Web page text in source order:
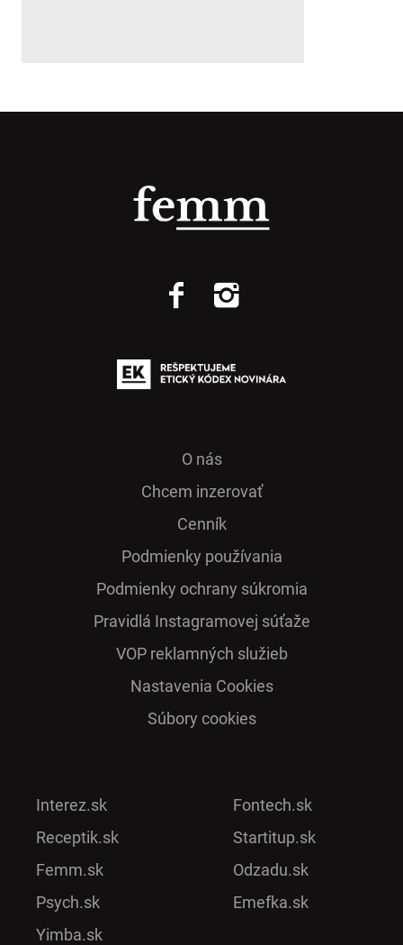
O nás
Chcem inzerovať
Cenník
Podmienky používania
Podmienky ochrany súkromia
Pra­vidlá Ins­ta­gra­mo­vej sú­ťaže
VOP reklamných služieb
Nastavenia Cookies
Súbory cookies
Interez.sk
Receptik.sk
Femm.sk
Psych.sk
Yimba.sk
Fontech.sk
Startitup.sk
Odzadu.sk
Emefka.sk